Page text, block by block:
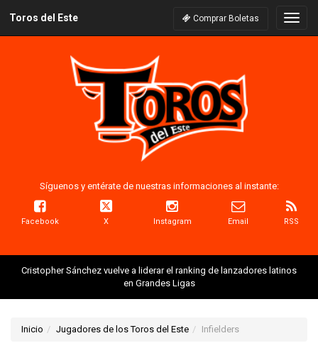
Toros del Este Comprar Boletas
Síguenos y entérate de nuestras informaciones al instante:
Facebook X Instagram Email RSS
Cristopher Sánchez vuelve a liderar el ranking de lanzadores latinos
en Grandes Ligas
Inicio Jugadores de los Toros del Este Infielders